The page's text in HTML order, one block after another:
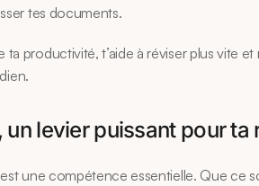
tes documents.
productivité, t’aide à réviser plus vite et
levier puissant pour ta
une compétence essentielle. Que ce